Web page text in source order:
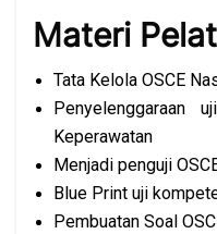
Materi
Tata Kelola OSCE
Penyelenggaraan
Keperawatan
Menjadi penguji
Blue Print uji
Pembuatan Soal